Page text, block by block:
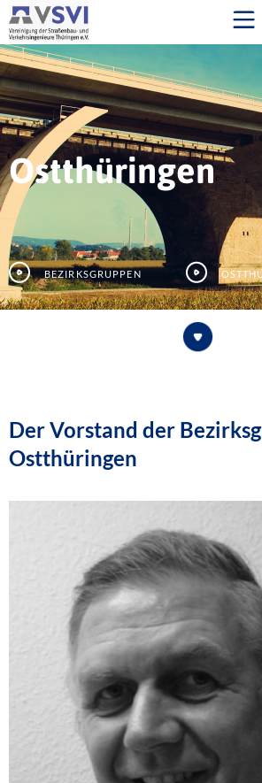
Ostthüringen
Bezirksgruppen
Der Vorstand der
Ostthüringen